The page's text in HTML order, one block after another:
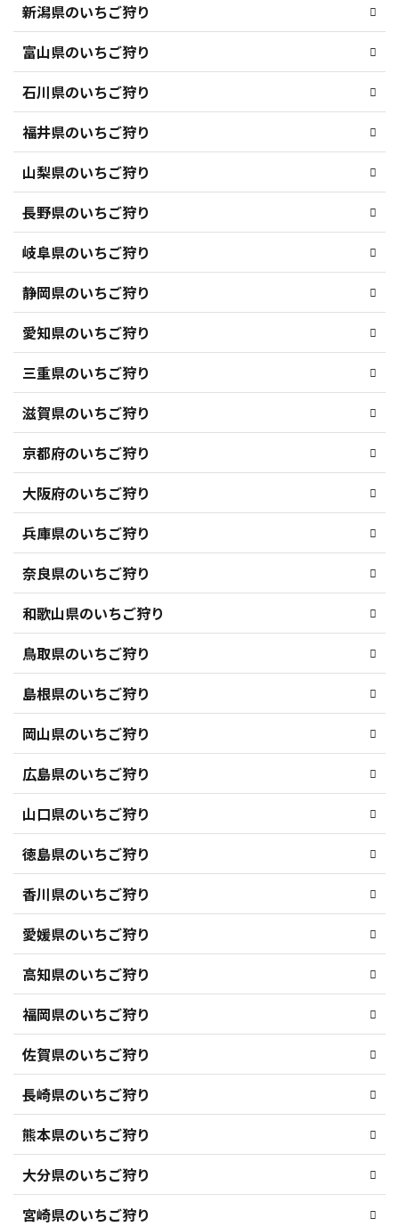
新潟県のいちご狩り
富山県のいちご狩り
石川県のいちご狩り
福井県のいちご狩り
山梨県のいちご狩り
長野県のいちご狩り
岐阜県のいちご狩り
静岡県のいちご狩り
愛知県のいちご狩り
三重県のいちご狩り
滋賀県のいちご狩り
京都府のいちご狩り
大阪府のいちご狩り
兵庫県のいちご狩り
奈良県のいちご狩り
和歌山県のいちご狩り
鳥取県のいちご狩り
島根県のいちご狩り
岡山県のいちご狩り
広島県のいちご狩り
山口県のいちご狩り
徳島県のいちご狩り
香川県のいちご狩り
愛媛県のいちご狩り
高知県のいちご狩り
福岡県のいちご狩り
佐賀県のいちご狩り
長崎県のいちご狩り
熊本県のいちご狩り
大分県のいちご狩り
宮崎県のいちご狩り